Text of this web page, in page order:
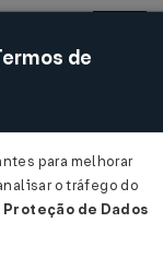
Acessar
de
para melhorar
o tráfego do
de Dados